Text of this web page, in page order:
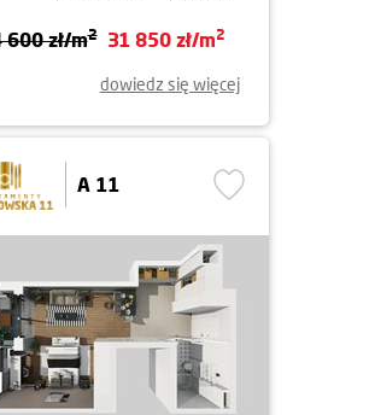
600 zł/m2 31 850 zł/m2
dowiedz się więcej
A 11